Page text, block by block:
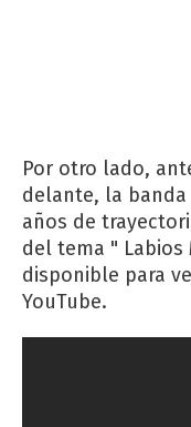
Por otro lado,
delante, la
años de
del tema " Labios
disponible para
YouTube.